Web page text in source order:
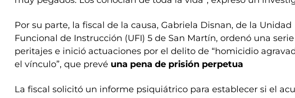
Por su parte, la fiscal de la causa, Gabriela Disnan, de la Unidad
Funcional de Instrucción (UFI) 5 de San Martín, ordenó una
peritajes e inició actuaciones por el delito de “homicidio
el vínculo”, que prevé una pena de prisión perpetua
La fiscal solicitó un informe psiquiátrico para establecer si el